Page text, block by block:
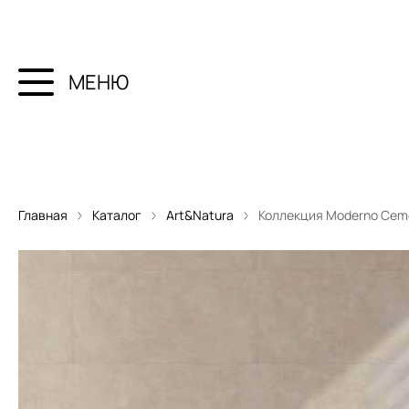
МЕНЮ
Главная Каталог Art&Natura Коллекция Moderno